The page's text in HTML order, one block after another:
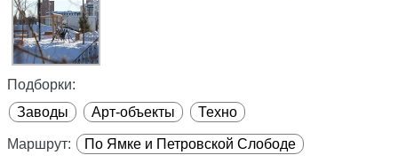
Подборки:
Заводы
Арт-объекты Техно
Маршрут: По Ямке и Петровской Слободе